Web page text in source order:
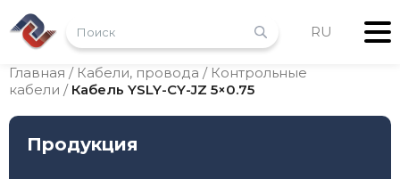
RU
Главная / Кабели, провода / Контрольные
кабели / Кабель YSLY-CY-JZ 5×0.75
Продукция